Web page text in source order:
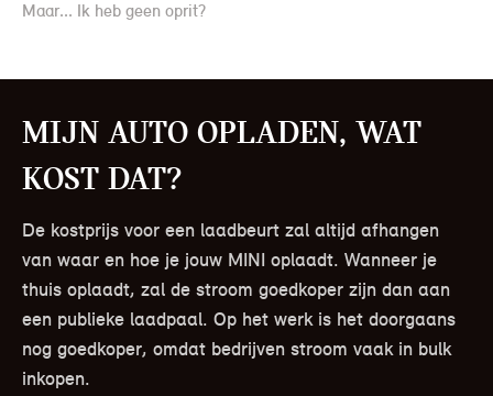
Maar... Ik heb geen oprit?
Mijn auto opladen, wat
kost dat?
De kostprijs voor een laadbeurt zal altijd afhangen
van waar en hoe je jouw MINI oplaadt. Wanneer je
thuis oplaadt, zal de stroom goedkoper zijn dan aan
een publieke laadpaal. Op het werk is het doorgaans
nog goedkoper, omdat bedrijven stroom vaak in bulk
inkopen.